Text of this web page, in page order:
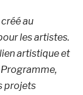
au
les artistes.
artistique et
Programme,
projets